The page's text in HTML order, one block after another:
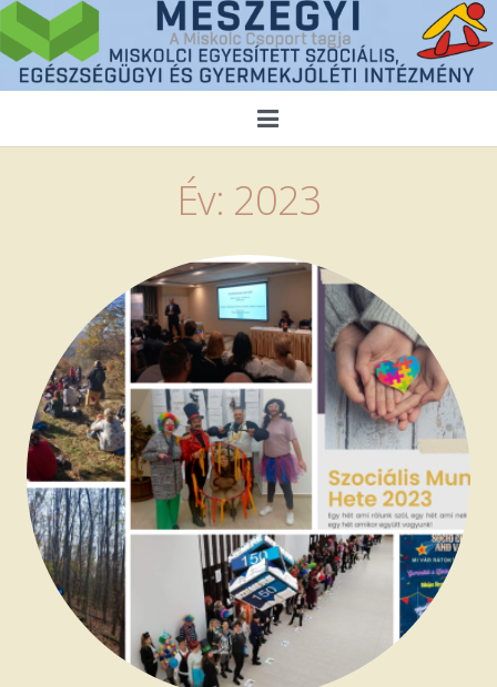
Közérdekű adatok
Ellátások
Pályázatok
Alapítványaink
Szakmai anyagok
Ingyenes jogi tanácsadás
Év: 2023